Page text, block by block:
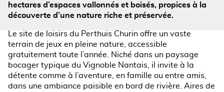
hectares d’espaces vallonnés et boisés, propices à la
découverte d’une nature riche et préservée.
Le site de loisirs du Perthuis Churin offre un vaste
terrain de jeux en pleine nature, accessible
gratuitement toute l’année. Niché dans un paysage
bocager typique du Vignoble Nantais, il invite à la
détente comme à l’aventure, en famille ou entre amis,
dans une ambiance paisible en bord de rivière. Aires de